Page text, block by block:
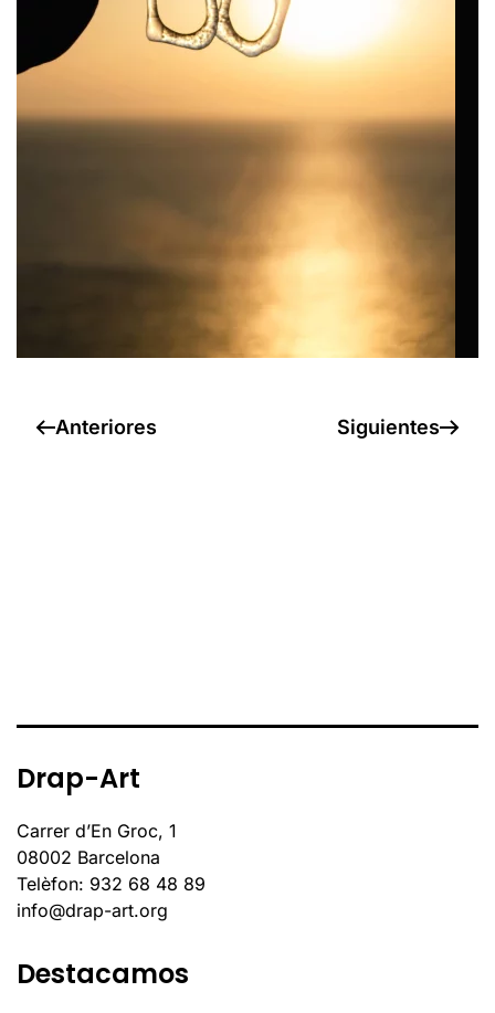
Anteriores Siguientes
Drap-Art
Carrer d’En Groc, 1
08002 Barcelona
Telèfon: 932 68 48 89
info@drap-art.org
Destacamos